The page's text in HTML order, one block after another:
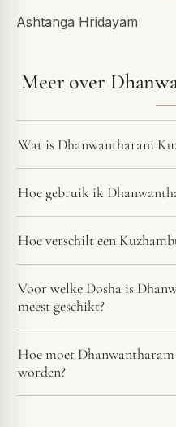
Ashtanga Hridayam
Meer over
Wat is Dhanwantharam
Hoe gebruik ik
Hoe verschilt een
Voor welke Dosha is
meest geschikt?
Hoe moet
worden?